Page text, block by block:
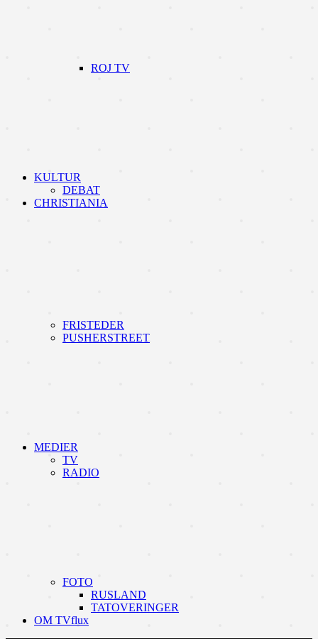
ROJ TV
KULTUR
DEBAT
CHRISTIANIA
FRISTEDER
PUSHERSTREET
MEDIER
TV
RADIO
FOTO
RUSLAND
TATOVERINGER
OM TVflux